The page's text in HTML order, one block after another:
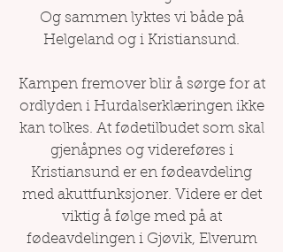
Og sammen lyktes vi både på
Helgeland og i Kristiansund.
Kampen fremover blir å sørge for at
ordlyden i Hurdalserklæringen ikke
kan tolkes. At fødetilbudet som skal
gjenåpnes og videreføres i
Kristiansund er en fødeavdeling
med akuttfunksjoner. Videre er det
viktig å følge med på at
fødeavdelingen i Gjøvik, Elverum